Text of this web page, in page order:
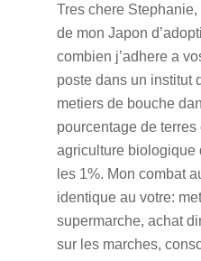
Tres chere Stephanie,
de mon Japon
combien j’adhere a
poste dans un institut
metiers de bouche
pourcentage de terres
agriculture biologique
les 1%. Mon combat
identique au votre:
supermarche, achat
sur les marches,